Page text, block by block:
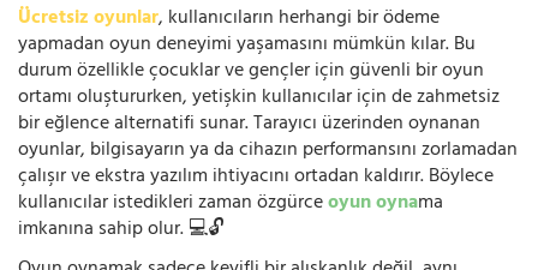
Ücretsiz oyunlar, kullanıcıların herhangi bir ödeme
yapmadan oyun deneyimi yaşamasını mümkün kılar. Bu
durum özellikle çocuklar ve gençler için güvenli bir oyun
ortamı oluştururken, yetişkin kullanıcılar için de zahmetsiz
bir eğlence alternatifi sunar. Tarayıcı üzerinden oynanan
oyunlar, bilgisayarın ya da cihazın performansını zorlamadan
çalışır ve ekstra yazılım ihtiyacını ortadan kaldırır. Böylece
kullanıcılar istedikleri zaman özgürceoyun oynama
imkanına sahip olur. 💻🔓